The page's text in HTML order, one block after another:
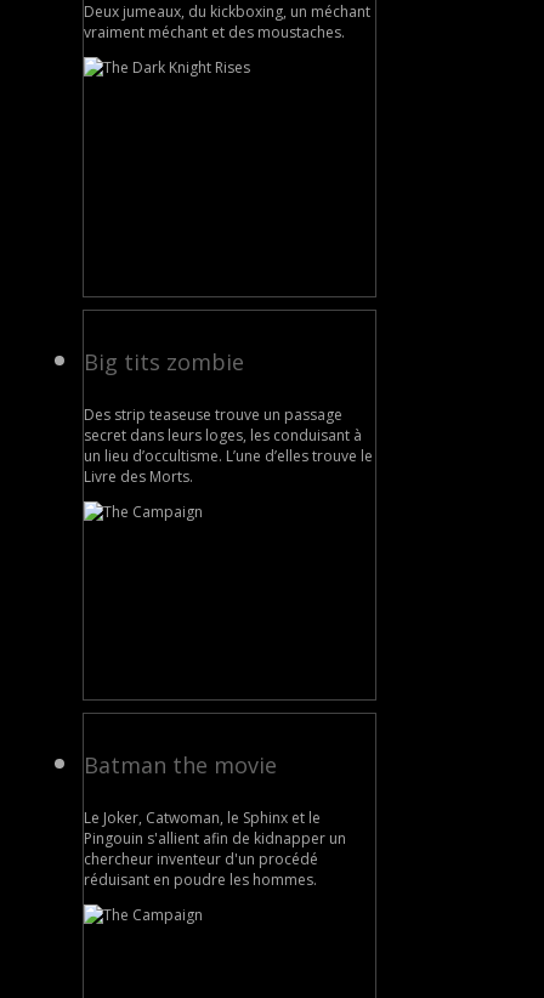
Deux jumeaux, du kickboxing, un méchant
vraiment méchant et des moustaches.
Big tits zombie
Des strip teaseuse trouve un passage
secret dans leurs loges, les conduisant à
un lieu d’occultisme. L’une d’elles trouve le
Livre des Morts.
Batman the movie
Le Joker, Catwoman, le Sphinx et le
Pingouin s'allient afin de kidnapper un
chercheur inventeur d'un procédé
réduisant en poudre les hommes.